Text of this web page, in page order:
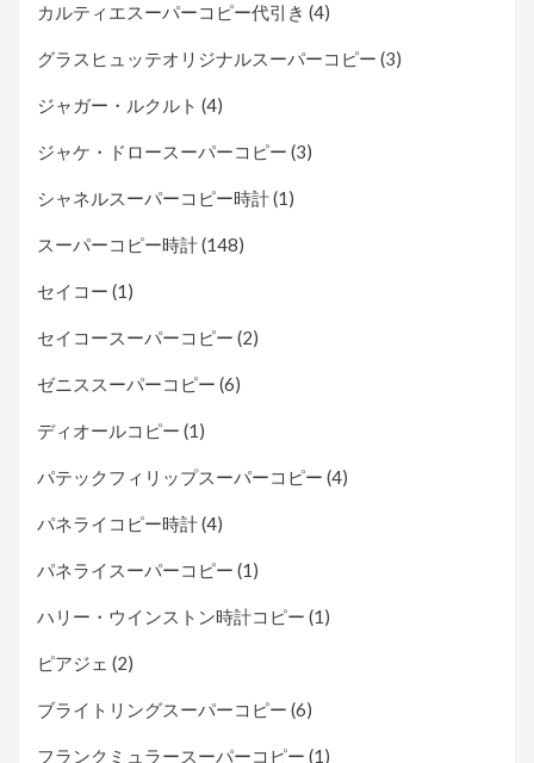
カルティエスーパーコピー代引き (4)
グラスヒュッテオリジナルスーパーコピー (3)
ジャガー・ルクルト (4)
ジャケ・ドロースーパーコピー (3)
シャネルスーパーコピー時計(1)
スーパーコピー時計(148)
セイコー (1)
セイコースーパーコピー (2)
ゼニススーパーコピー (6)
ディオールコピー (1)
パテックフィリップスーパーコピー (4)
パネライコピー時計(4)
パネライスーパーコピー (1)
ハリー・ウインストン時計コピー (1)
ピアジェ (2)
ブライトリングスーパーコピー (6)
フランクミュラースーパーコピー (1)